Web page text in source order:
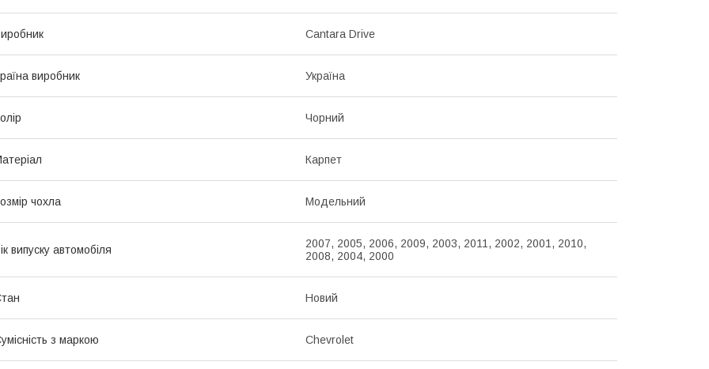
Cantara Drive
виробник Україна
Чорний
Карпет
чохла Модельний
випуску автомобіля
2007, 2005, 2006, 2009, 2003, 2011, 2002, 2001, 2010,
2008, 2004, 2000
Новий
з маркою Chevrolet